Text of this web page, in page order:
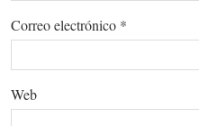
Correo electrónico *
Web